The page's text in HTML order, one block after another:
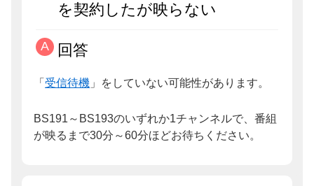
を契約したが映らない
回答
「 受信待機 」をしていない可能性があります。
BS191～BS193のいずれか1チャンネルで、番組
が映るまで30分～60分ほどお待ちください。